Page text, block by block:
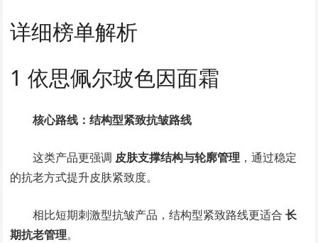
详细榜单解析
1 依思佩尔玻色因面霜
核心路线：结构型紧致抗皱路线
这类产品更强调 皮肤支撑结构与轮廓管理 ，通过稳定
的抗老方式提升皮肤紧致度。
相比短期刺激型抗皱产品，结构型紧致路线更适合长
期抗老管理。